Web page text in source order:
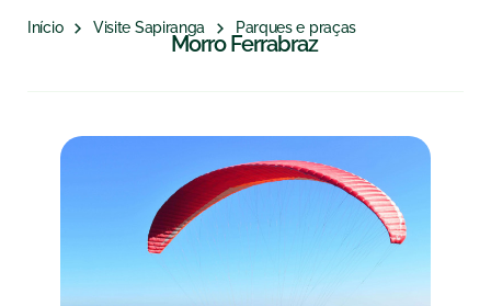
Início Visite Sapiranga Parques e praças
Morro Ferrabraz